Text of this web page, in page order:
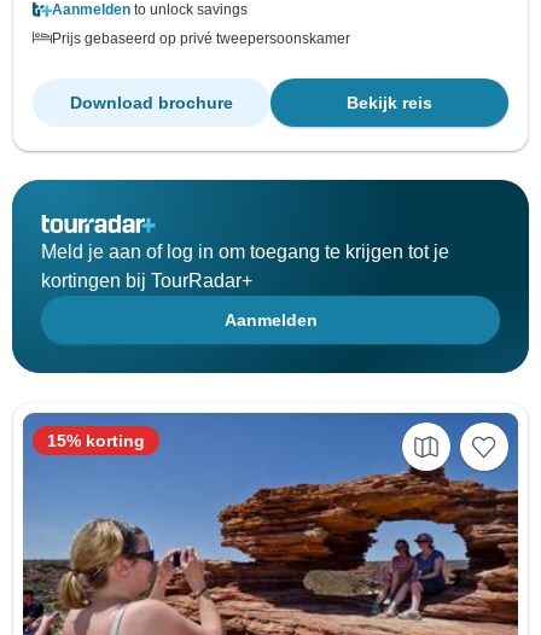
Aanmelden to unlock savings
Prijs gebaseerd op privé tweepersoonskamer
Bekijk reis
Download brochure
Meld je aan of log in om toegang te krijgen tot je
kortingen bij TourRadar+
Aanmelden
15% korting